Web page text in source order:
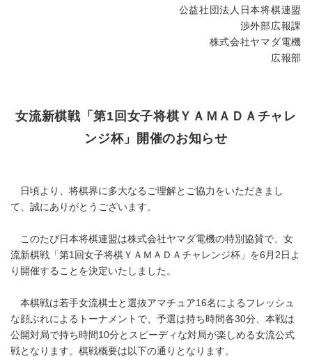
公益社団法人日本将棋連盟
渉外部広報課
株式会社ヤマダ電機
広報部
女流新棋戦「第1回女子将棋ＹＡＭＡＤＡチャレ
ンジ杯」開催のお知らせ
日頃より、将棋界に多大なるご理解とご協力をいただきまし
て、誠にありがとうございます。
このたび日本将棋連盟は株式会社ヤマダ電機の特別協賛で、女
流新棋戦「第1回女子将棋ＹＡＭＡＤＡチャレンジ杯」を6月2日よ
り開催することを決定いたしました。
本棋戦は若手女流棋士と選抜アマチュア16名によるフレッシュ
な顔ぶれによるトーナメントで、予選は持ち時間各30分、本戦は
公開対局で持ち時間10分とスピーディな対局が楽しめる女流公式
戦となります。棋戦概要は以下の通りとなります。